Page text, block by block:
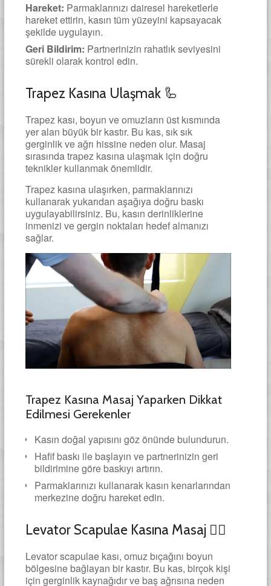
Hareket: Parmaklarınızı dairesel hareketlerle
hareket ettirin, kasın tüm yüzeyini kapsayacak
şekilde uygulayın.
Geri Bildirim: Partnerinizin rahatlık seviyesini
sürekli olarak kontrol edin.
Trapez Kasına Ulaşmak 🦾
Trapez kası, boyun ve omuzların üst kısmında
yer alan büyük bir kastır. Bu kas, sık sık
gerginlik ve ağrı hissine neden olur. Masaj
sırasında trapez kasına ulaşmak için doğru
teknikler kullanmak önemlidir.
Trapez kasına ulaşırken, parmaklarınızı
kullanarak yukarıdan aşağıya doğru baskı
uygulayabilirsiniz. Bu, kasın derinliklerine
inmenizi ve gergin noktaları hedef almanızı
sağlar.
Trapez Kasına Masaj Yaparken Dikkat
Edilmesi Gerekenler
Kasın doğal yapısını göz önünde bulundurun.
Hafif baskı ile başlayın ve partnerinizin geri
bildirimine göre baskıyı artırın.
Parmaklarınızı kullanarak kasın kenarlarından
merkezine doğru hareket edin.
Levator Scapulae Kasına Masaj 🧘‍♂️
Levator scapulae kası, omuz bıçağını boyun
bölgesine bağlayan bir kastır. Bu kas, birçok kişi
için gerginlik kaynağıdır ve baş ağrısına neden